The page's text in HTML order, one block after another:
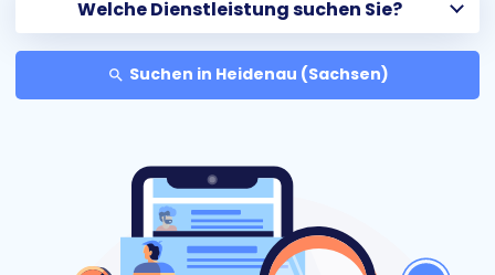
search Suchen in Heidenau (Sachsen)